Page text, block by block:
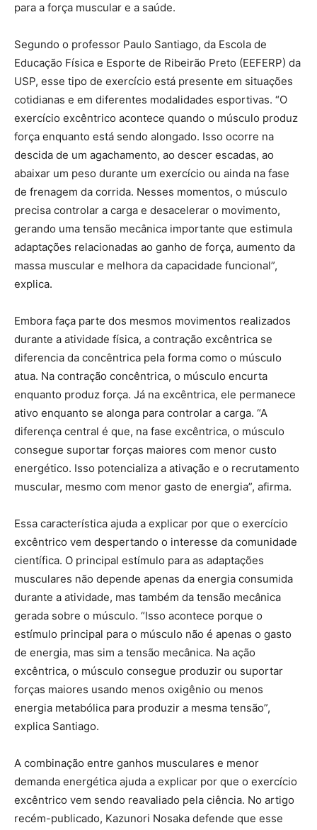
para a força muscular e a saúde.
Segundo o professor Paulo Santiago, da Escola de
Educação Física e Esporte de Ribeirão Preto (EEFERP) da
USP, esse tipo de exercício está presente em situações
cotidianas e em diferentes modalidades esportivas. “O
exercício excêntrico acontece quando o músculo produz
força enquanto está sendo alongado. Isso ocorre na
descida de um agachamento, ao descer escadas, ao
abaixar um peso durante um exercício ou ainda na fase
de frenagem da corrida. Nesses momentos, o músculo
precisa controlar a carga e desacelerar o movimento,
gerando uma tensão mecânica importante que estimula
adaptações relacionadas ao ganho de força, aumento da
massa muscular e melhora da capacidade funcional”,
explica.
Embora faça parte dos mesmos movimentos realizados
durante a atividade física, a contração excêntrica se
diferencia da concêntrica pela forma como o músculo
atua. Na contração concêntrica, o músculo encurta
enquanto produz força. Já na excêntrica, ele permanece
ativo enquanto se alonga para controlar a carga. “A
diferença central é que, na fase excêntrica, o músculo
consegue suportar forças maiores com menor custo
energético. Isso potencializa a ativação e o recrutamento
muscular, mesmo com menor gasto de energia”, afirma.
Essa característica ajuda a explicar por que o exercício
excêntrico vem despertando o interesse da comunidade
científica. O principal estímulo para as adaptações
musculares não depende apenas da energia consumida
durante a atividade, mas também da tensão mecânica
gerada sobre o músculo. “Isso acontece porque o
estímulo principal para o músculo não é apenas o gasto
de energia, mas sim a tensão mecânica. Na ação
excêntrica, o músculo consegue produzir ou suportar
forças maiores usando menos oxigênio ou menos
energia metabólica para produzir a mesma tensão”,
explica Santiago.
A combinação entre ganhos musculares e menor
demanda energética ajuda a explicar por que o exercício
excêntrico vem sendo reavaliado pela ciência. No artigo
recém-publicado, Kazunori Nosaka defende que esse